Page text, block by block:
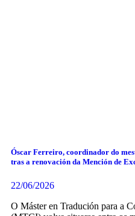
Óscar Ferreiro, coordinador do
tras a renovación da Mención de
22/06/2026
O Máster en Tradución para a